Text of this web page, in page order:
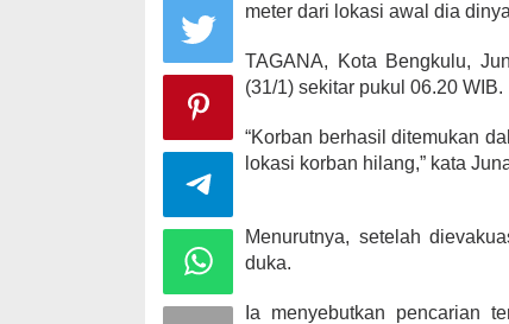
meter dari lokasi awal dia
TAGANA, Kota Bengkulu,
(31/1) sekitar pukul 06.20 WIB.
“Korban berhasil ditemukan
lokasi korban hilang,” kata
Menurutnya, setelah
duka.
Ia menyebutkan pencarian